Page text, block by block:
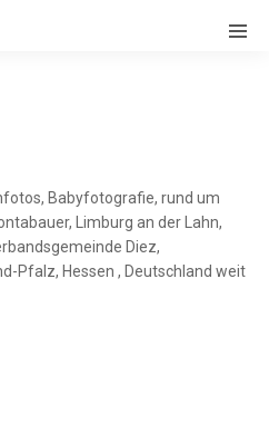
Babyfotografie, rund um
Limburg an der Lahn,
Diez,
Pfalz, Hessen , Deutschland weit